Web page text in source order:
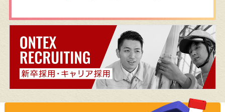
んでくれてその都度対応してくれました。あり
がとうございました!
担当：姫路支店
2026年7月13日
皆さん挨拶をはじめマナーが良く、熱中症予防
の休憩もきちっと取られる中、無駄なくまじめ